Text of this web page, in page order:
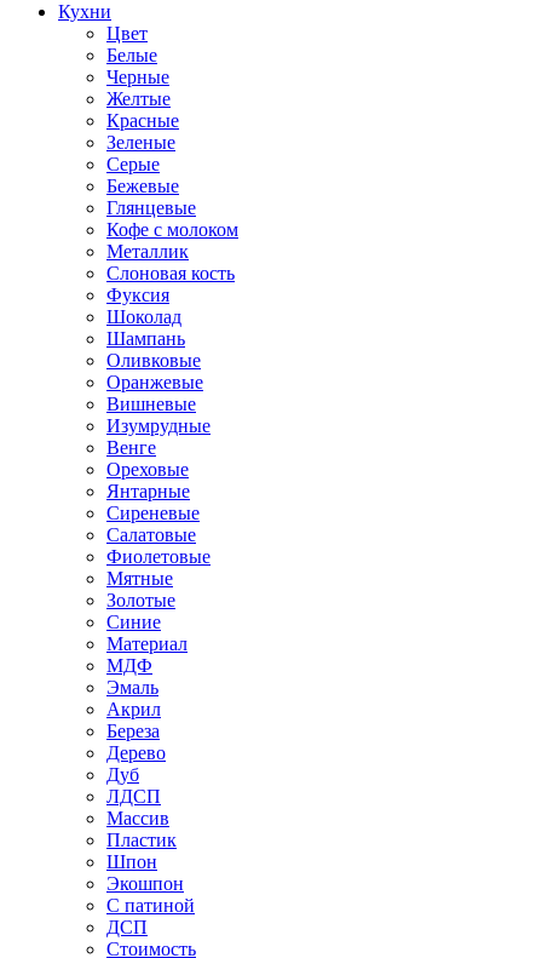
Кухни
Цвет
Белые
Черные
Желтые
Красные
Зеленые
Серые
Бежевые
Глянцевые
Кофе с молоком
Металлик
Слоновая кость
Фуксия
Шоколад
Шампань
Оливковые
Оранжевые
Вишневые
Изумрудные
Венге
Ореховые
Янтарные
Сиреневые
Салатовые
Фиолетовые
Мятные
Золотые
Синие
Материал
МДФ
Эмаль
Акрил
Береза
Дерево
Дуб
ЛДСП
Массив
Пластик
Шпон
Экошпон
С патиной
ДСП
Стоимость